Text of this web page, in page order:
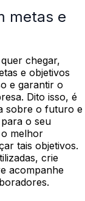
metas e
chegar,
e objetivos
e garantir o
Dito isso, é
sobre o futuro e
o seu
melhor
tais objetivos.
crie
acompanhe